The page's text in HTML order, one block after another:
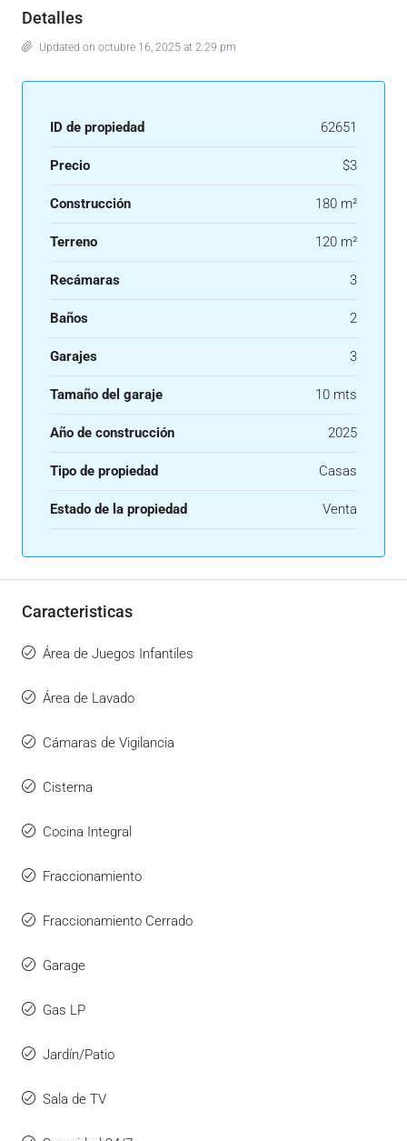
Detalles
Updated on octubre 16, 2025 at 2:29 pm
ID de propiedad 62651
Precio $3
Construcción 180 m²
Terreno 120 m²
Recámaras 3
Baños 2
Garajes 3
Tamaño del garaje 10 mts
Año de construcción 2025
Tipo de propiedad Casas
Estado de la propiedad Venta
Caracteristicas
Área de Juegos Infantiles
Área de Lavado
Cámaras de Vigilancia
Cisterna
Cocina Integral
Fraccionamiento
Fraccionamiento Cerrado
Garage
Gas LP
Jardín/Patio
Sala de TV